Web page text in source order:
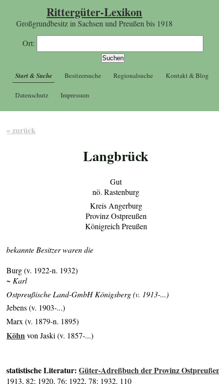
Rittergüter-Lexikon
Großgrundbesitz in Sachsen und Preußen bis 1918
Ort:
Start & Suche Besitzersuche Regionalsuche Kontakt & Blog
Datenschutz Impressum
« zurück
Langbrück
Gut
nö. Rastenburg
Kreis Angerburg
Provinz Ostpreußen
Königreich Preußen
bekannte Besitzer waren die
Burg (v. 1922-n. 1932)
~ Karl
Ostpreußische Land-GmbH Königsberg (v. 1913-...)
Jebens (v. 1903-...)
Marx (v. 1879-n. 1895)
Köhnvon Jaski (v. 1857-...)
statistische Literatur:Güter-Adreßbuch der Provinz
1913, 82; 1920, 76; 1922, 78; 1932, 110